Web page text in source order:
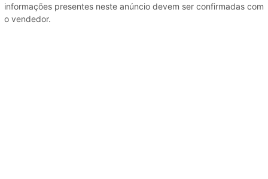
informações presentes neste anúncio devem ser confirmadas com
o vendedor.